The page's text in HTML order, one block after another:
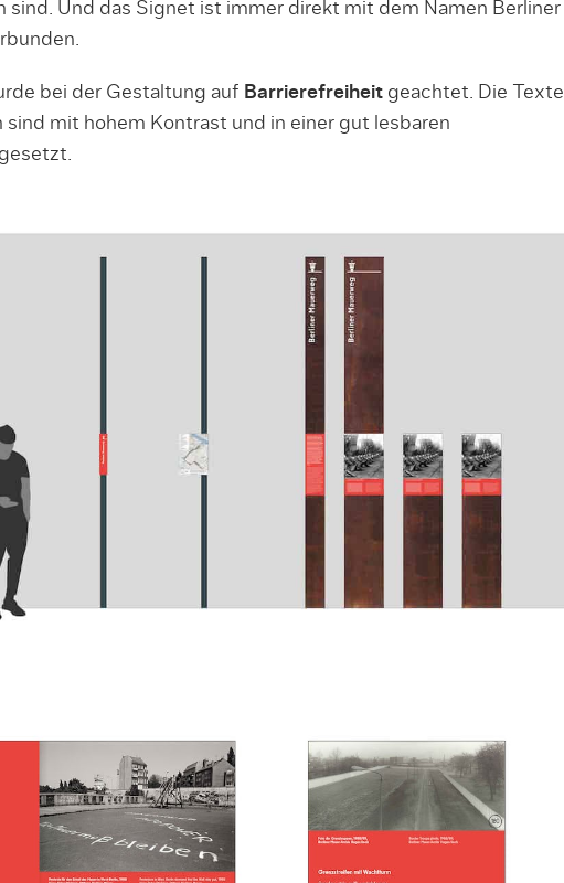
sind. Und das Signet ist immer direkt mit dem Namen Berliner
bei der Gestaltung auf Barrierefreiheitgeachtet. Die Texte
sind mit hohem Kontrast und in einer gut lesbaren